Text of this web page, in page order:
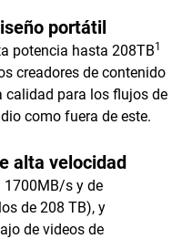
portátil
potencia hasta 208TB1
creadores de contenido
calidad para los flujos de
como fuera de este.
alta velocidad
1700MB/s y de
de 208 TB), y
de videos de